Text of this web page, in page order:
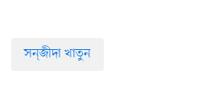
সন্‌জীদা খাতুন